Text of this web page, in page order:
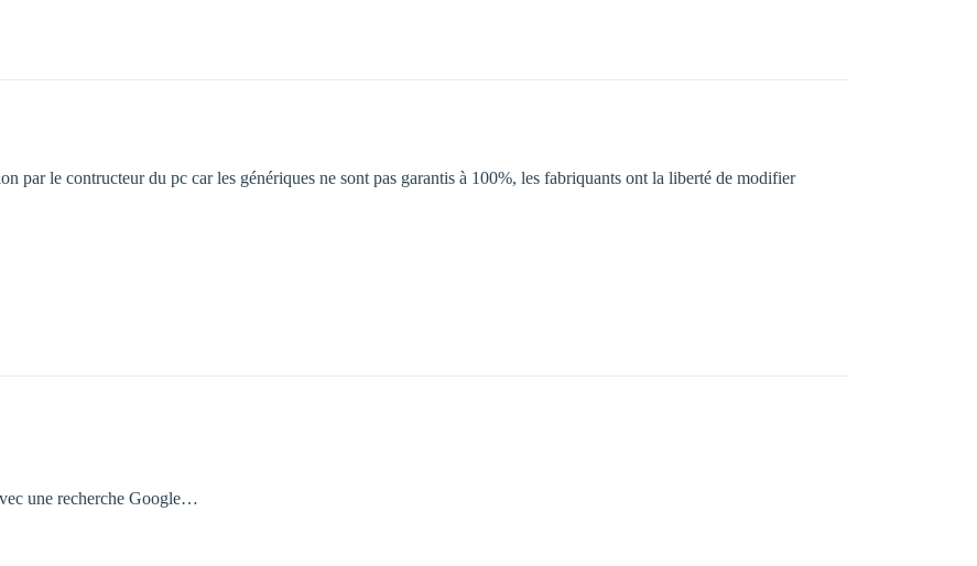
par le contructeur du pc car les génériques ne sont pas garantis à 100%, les fabriquants ont la liberté de modifier
une recherche Google…